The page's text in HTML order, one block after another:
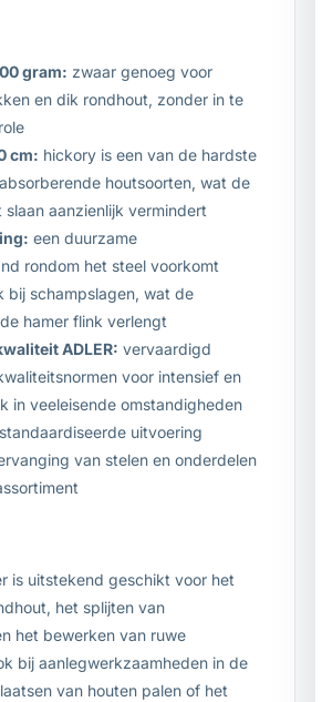
gram: zwaar genoeg voor
en dik rondhout, zonder in te
cm: hickory is een van de hardste
houtsoorten, wat de
aanzienlijk vermindert
een duurzame
rondom het steel voorkomt
bij schampslagen, wat de
hamer flink verlengt
ADLER: vervaardigd
voor intensief en
in veeleisende omstandigheden
uitvoering
van stelen en onderdelen
is uitstekend geschikt voor het
het splijten van
het bewerken van ruwe
bij aanlegwerkzaamheden in de
van houten palen of het